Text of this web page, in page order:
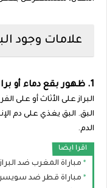
علامات وجود
1. ظهور بقع دماء أو براز البق:
البراز على الأثاث أو على
البق. البق يغذي على دم
الدم.
اقرا ايضا
مباراة المغرب ضد البرازيل اليوم في كأس
مباراة قطر ضد سويسرا اليوم في كأس